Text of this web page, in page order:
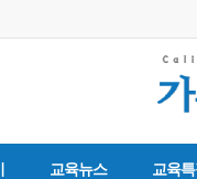
교육뉴스 교육